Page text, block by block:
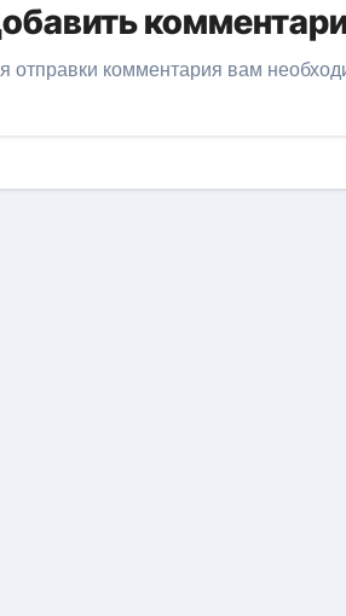
отправки комментария вам